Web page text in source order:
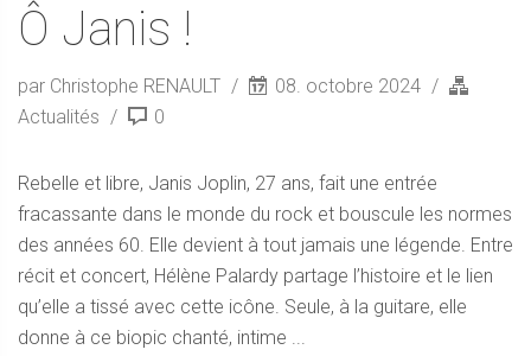
Ô Janis !
par Christophe RENAULT
08. octobre 2024
Actualités
0
Rebelle et libre, Janis Joplin, 27 ans, fait une entrée
fracassante dans le monde du rock et bouscule les normes
des années 60. Elle devient à tout jamais une légende. Entre
récit et concert, Hélène Palardy partage l’histoire et le lien
qu’elle a tissé avec cette icône. Seule, à la guitare, elle
donne à ce biopic chanté, intime ...